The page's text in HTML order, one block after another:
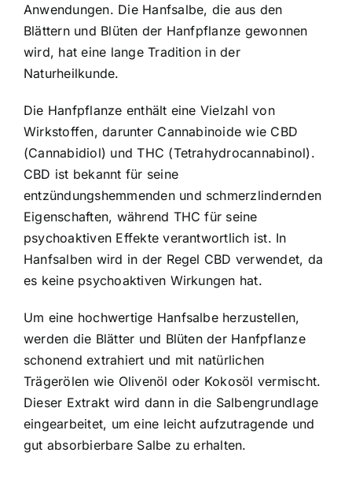
Anwendungen. Die Hanfsalbe, die aus den
Blättern und Blüten der Hanfpflanze gewonnen
wird, hat eine lange Tradition in der
Naturheilkunde.
Die Hanfpflanze enthält eine Vielzahl von
Wirkstoffen, darunter Cannabinoide wie CBD
(Cannabidiol) und THC (Tetrahydrocannabinol).
CBD ist bekannt für seine
entzündungshemmenden und schmerzlindernden
Eigenschaften, während THC für seine
psychoaktiven Effekte verantwortlich ist. In
Hanfsalben wird in der Regel CBD verwendet, da
es keine psychoaktiven Wirkungen hat.
Um eine hochwertige Hanfsalbe herzustellen,
werden die Blätter und Blüten der Hanfpflanze
schonend extrahiert und mit natürlichen
Trägerölen wie Olivenöl oder Kokosöl vermischt.
Dieser Extrakt wird dann in die Salbengrundlage
eingearbeitet, um eine leicht aufzutragende und
gut absorbierbare Salbe zu erhalten.